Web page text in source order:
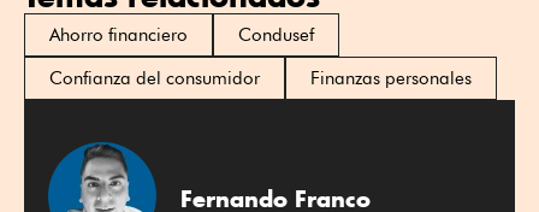
Ahorro financiero
Condusef
Confianza del consumidor
Finanzas personales
Fernando Franco